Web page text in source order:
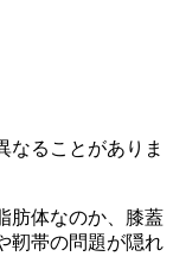
なることがありま
肪体なのか、膝蓋
靭帯の問題が隠れ